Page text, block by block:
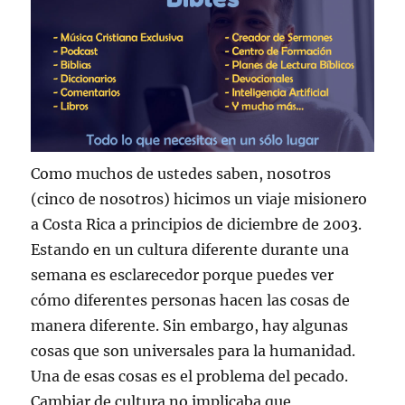
Como muchos de ustedes saben, nosotros
(cinco de nosotros) hicimos un viaje misionero
a Costa Rica a principios de diciembre de 2003.
Estando en un cultura diferente durante una
semana es esclarecedor porque puedes ver
cómo diferentes personas hacen las cosas de
manera diferente. Sin embargo, hay algunas
cosas que son universales para la humanidad.
Una de esas cosas es el problema del pecado.
Cambiar de cultura no implicaba que